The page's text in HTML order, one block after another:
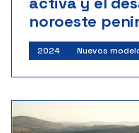
noroeste
2024 Nuevos